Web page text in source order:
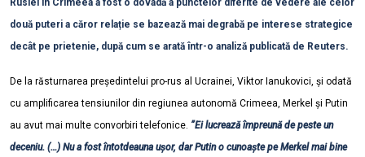
Rusiei în Crimeea a fost o dovadă a punctelor diferite de vedere ale celor
două puteri a căror relație se bazează mai degrabă pe interese strategice
decât pe prietenie, după cum se arată într-o analiză publicată de Reuters.
De la răsturnarea președintelui pro-rus al Ucrainei, Viktor Ianukovici, și odată
cu amplificarea tensiunilor din regiunea autonomă Crimeea, Merkel și Putin
au avut mai multe convorbiri telefonice. ”Ei lucrează împreună de peste un
deceniu. (…) Nu a fost întotdeauna ușor, dar Putin o cunoaște pe Merkel mai bine